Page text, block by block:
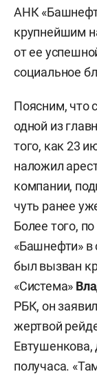
АНК
крупнейшим
от ее
социальное
Поясним, что
одной из
того, как 23
наложил
компании,
чуть ранее
Более того,
«Башнефти» в
был вызван
«Система»
РБК, он
жертвой
Евтушенкова,
получаса.